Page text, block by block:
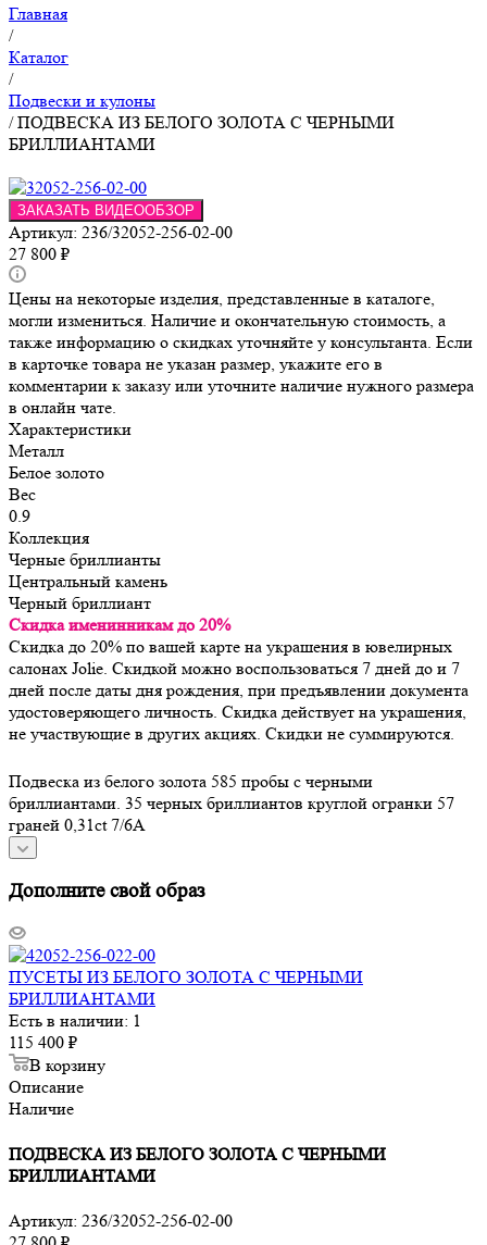
Главная
/
Каталог
/
Подвески и кулоны
/ПОДВЕСКА ИЗ БЕЛОГО ЗОЛОТА С ЧЕРНЫМИ
БРИЛЛИАНТАМИ
ЗАКАЗАТЬ ВИДЕООБЗОР
Артикул: 236/32052-256-02-00
27 800 ₽
Цены на некоторые изделия, представленные в каталоге,
могли измениться. Наличие и окончательную стоимость, а
также информацию о скидках уточняйте у консультанта. Если
в карточке товара не указан размер, укажите его в
комментарии к заказу или уточните наличие нужного размера
в онлайн чате.
Характеристики
Металл
Белое золото
Вес
0.9
Коллекция
Черные бриллианты
Центральный камень
Черный бриллиант
Скидка именинникам до 20%
Скидка до 20% по вашей карте на украшения в ювелирных
салонах Jolie. Скидкой можно воспользоваться 7 дней до и 7
дней после даты дня рождения, при предъявлении документа
удостоверяющего личность. Скидка действует на украшения,
не участвующие в других акциях. Скидки не суммируются.
Подвеска из белого золота 585 пробы с черными
бриллиантами. 35 черных бриллиантов круглой огранки 57
граней 0,31ct 7/6А
Дополните свой образ
ПУСЕТЫ ИЗ БЕЛОГО ЗОЛОТА С ЧЕРНЫМИ
БРИЛЛИАНТАМИ
Есть в наличии: 1
115 400 ₽
В корзину
Описание
Наличие
ПОДВЕСКА ИЗ БЕЛОГО ЗОЛОТА С ЧЕРНЫМИ
БРИЛЛИАНТАМИ
Артикул: 236/32052-256-02-00